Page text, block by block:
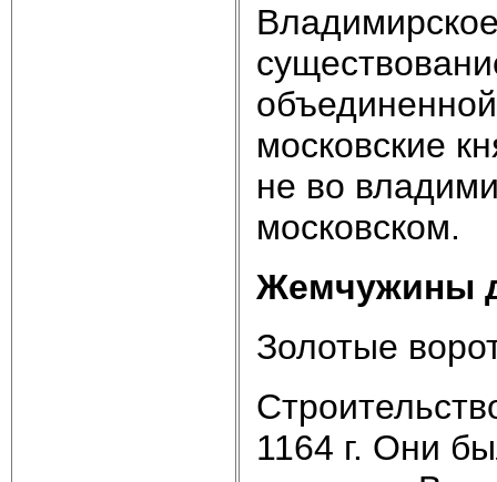
московские
не во
московском.
Жемчужины
Золотые
1164 г. Они